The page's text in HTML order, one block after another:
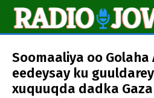
Soomaaliya oo
eedeysay ku
xuquuqda dadka Gaza